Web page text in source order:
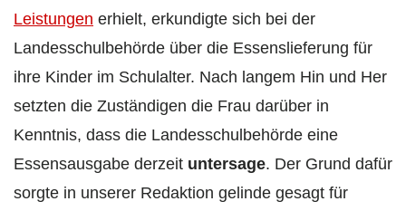
Leistungen erhielt, erkundigte sich bei der
Landesschulbehörde über die Essenslieferung für
ihre Kinder im Schulalter. Nach langem Hin und Her
setzten die Zuständigen die Frau darüber in
Kenntnis, dass die Landesschulbehörde eine
Essensausgabe derzeit untersage. Der Grund dafür
sorgte in unserer Redaktion gelinde gesagt für